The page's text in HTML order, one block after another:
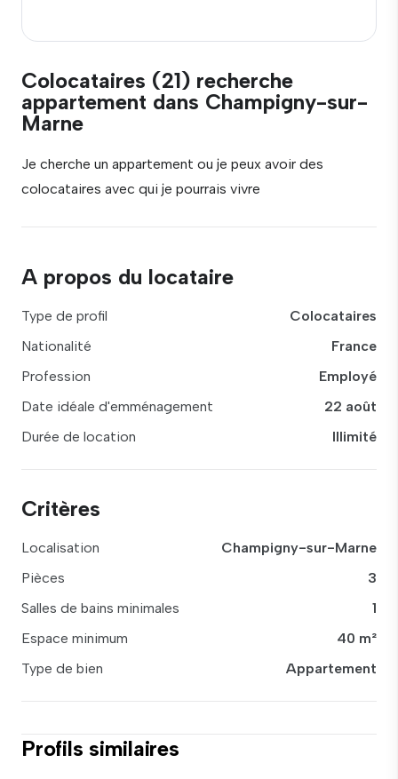
Colocataires (21) recherche
appartement dans Champigny-sur-
Marne
Je cherche un appartement ou je peux avoir des
colocataires avec qui je pourrais vivre
A propos du locataire
Type de profil
Colocataires
Nationalité
France
Profession
Employé
Date idéale d'emménagement
22 août
Durée de location
Illimité
Critères
Localisation
Champigny-sur-Marne
Pièces
3
Salles de bains minimales
1
Espace minimum
40 m²
Type de bien
Appartement
Profils similaires